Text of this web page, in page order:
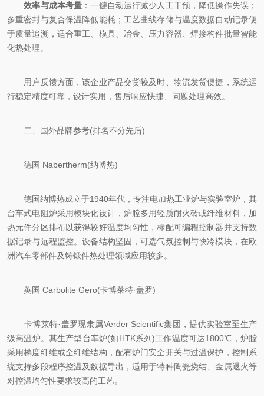
效率与成本考量 ：一键自动运行减少人工干预，降低操作失误；
多重密封与复合保温降低能耗；工艺曲线存储与温度数据自动记录便
于质量追溯，适合重工、模具、冶金、压力容器、焊接构件批量智能
化热处理。
用户反馈方面，该企业产品交货较及时、物流发货便捷，系统运
行稳定精度可靠，设计实用，售后响应快捷、问题处理高效。
二、国外品牌参考(排名不分先后)
德国 Nabertherm(纳博热)
德国纳博热成立于1940年代，专注电加热工业炉与实验室炉，其
台车式电阻炉采用模块化设计，炉膛多用轻质耐火砖或纤维材料，加
热元件分区排布以获得较好温度均匀性，标配可编程控制器并支持数
据记录与远程监控。设备结构坚固，可选气氛控制与快冷模块，在欧
洲汽车零部件及铸锻件热处理领域应用较多。
英国 Carbolite Gero(卡博莱特·盖罗)
卡博莱特·盖罗现隶属Verder Scientific集团，提供实验室至生产
级高温炉。其生产型台车炉(如HTK系列)工作温度可达1800℃，炉膛
采用梯度纤维或全纤维结构，配有炉门安全开关与过温保护，控制系
统支持多段程序控温及数据导出，适用于特种陶瓷烧结、金属退火等
对控温均匀性要求较高的工艺。